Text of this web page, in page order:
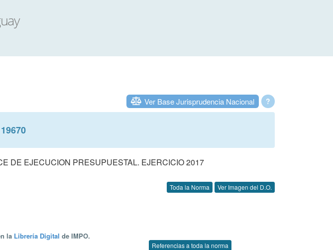
?
Ver Base Jurisprudencia Nacional
DE EJECUCION PRESUPUESTAL. EJERCICIO 2017
Toda la Norma Ver Imagen del D.O.
la Librería Digital de IMPO.
Referencias a toda la norma